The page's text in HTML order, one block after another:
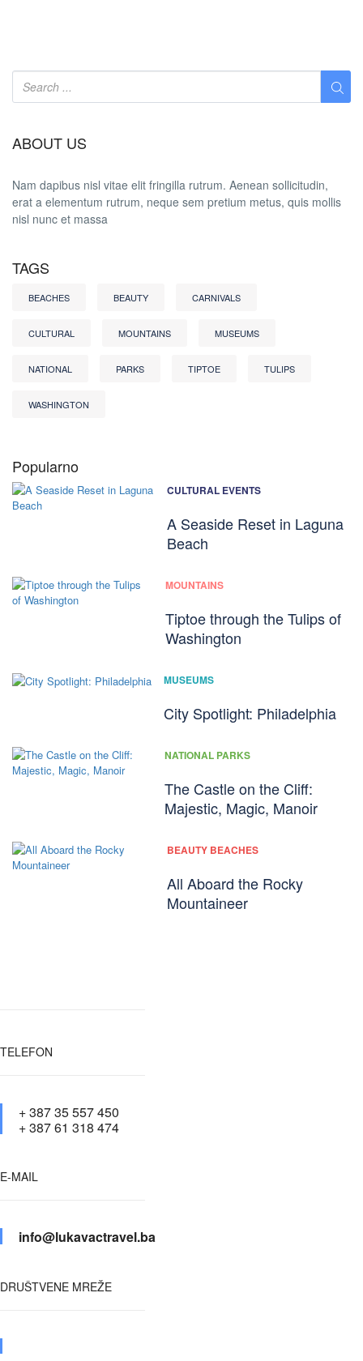
ABOUT US
Nam dapibus nisl vitae elit fringilla rutrum. Aenean sollicitudin,
erat a elementum rutrum, neque sem pretium metus, quis mollis
nisl nunc et massa
TAGS
BEACHES BEAUTY CARNIVALS
CULTURAL MOUNTAINS MUSEUMS
NATIONAL PARKS TIPTOE TULIPS
WASHINGTON
Popularno
CULTURAL EVENTS
A Seaside Reset in Laguna
Beach
MOUNTAINS
Tiptoe through the Tulips of
Washington
MUSEUMS
City Spotlight: Philadelphia
NATIONAL PARKS
The Castle on the Cliff:
Majestic, Magic, Manoir
BEAUTY BEACHES
All Aboard the Rocky
Mountaineer
TELEFON
+ 387 35 557 450
+ 387 61 318 474
E-MAIL
info@lukavactravel.ba
DRUŠTVENE MREŽE